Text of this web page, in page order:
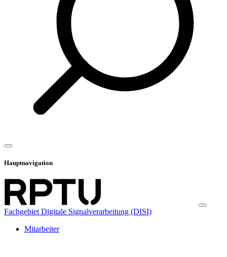
Hauptnavigation
Fachgebiet Digitale Signalverarbeitung (DISI)
Mitarbeiter